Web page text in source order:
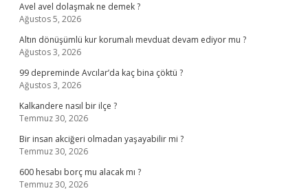
Avel avel dolaşmak ne demek ?
Ağustos 5, 2026
Altın dönüşümlü kur korumalı mevduat devam ediyor mu ?
Ağustos 3, 2026
99 depreminde Avcılar’da kaç bina çöktü ?
Ağustos 3, 2026
Kalkandere nasıl bir ilçe ?
Temmuz 30, 2026
Bir insan akciğeri olmadan yaşayabilir mi ?
Temmuz 30, 2026
600 hesabı borç mu alacak mı ?
Temmuz 30, 2026